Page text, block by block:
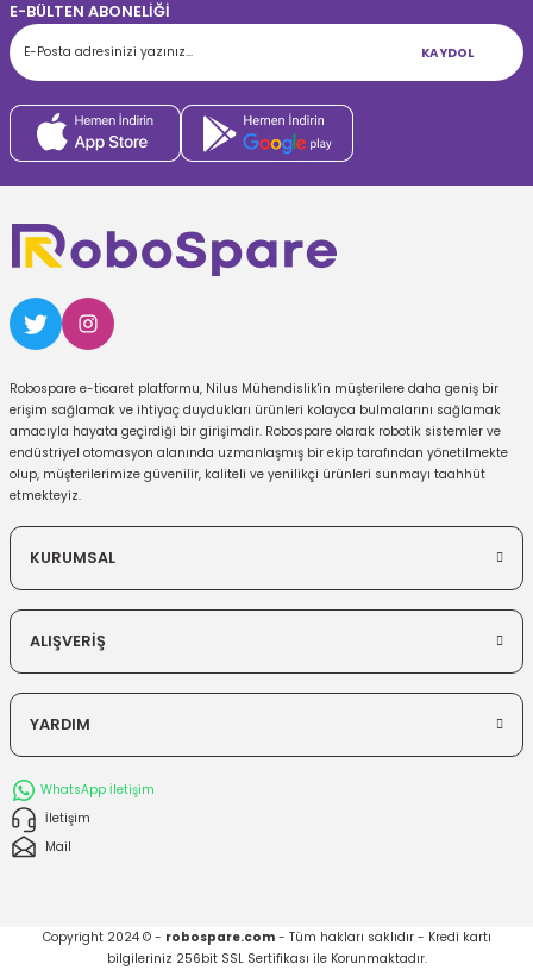
E-BÜLTEN ABONELİĞİ
KAYDOL
Robospare e-ticaret platformu, Nilus Mühendislik'in müşterilere daha geniş bir
erişim sağlamak ve ihtiyaç duydukları ürünleri kolayca bulmalarını sağlamak
amacıyla hayata geçirdiği bir girişimdir. Robospare olarak robotik sistemler ve
endüstriyel otomasyon alanında uzmanlaşmış bir ekip tarafından yönetilmekte
olup, müşterilerimize güvenilir, kaliteli ve yenilikçi ürünleri sunmayı taahhüt
etmekteyiz.
KURUMSAL
ALIŞVERİŞ
YARDIM
WhatsApp İletişim
İletişim
Mail
Copyright 2024 © - robospare.com- Tüm hakları saklıdır - Kredi kartı
bilgileriniz 256bit SSL Sertifikası ile Korunmaktadır.